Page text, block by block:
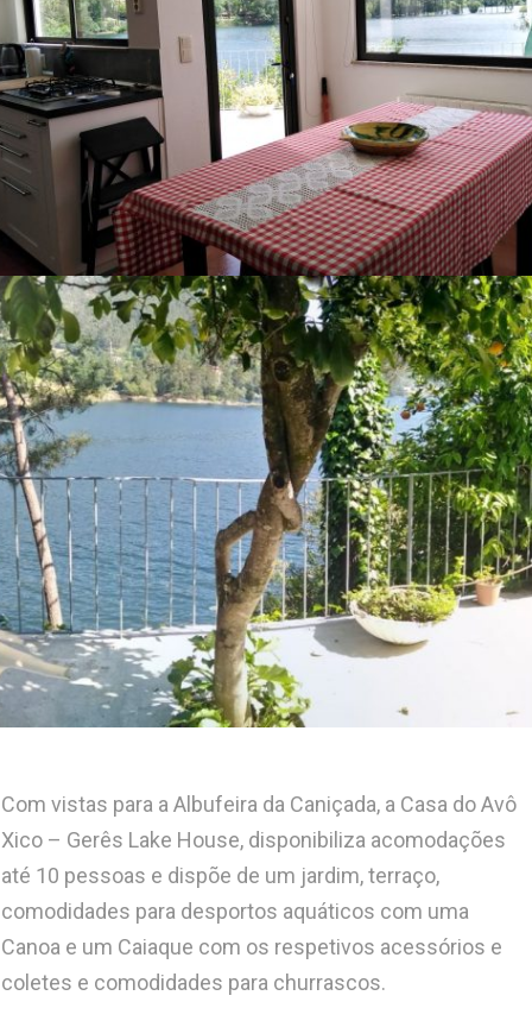
Com vistas para a Albufeira da Caniçada, a Casa do Avô
Xico – Gerês Lake House, disponibiliza acomodações
até 10 pessoas e dispõe de um jardim, terraço,
comodidades para desportos aquáticos com uma
Canoa e um Caiaque com os respetivos acessórios e
coletes e comodidades para churrascos.